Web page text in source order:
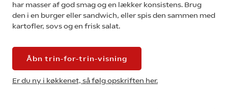
har masser af god smag og en lækker konsistens. Brug
den i en burger eller sandwich, eller spis den sammen med
kartofler, sovs og en frisk salat.
Åbn trin-for-trin-visning
Er du ny i køkkenet, så følg opskriften her.